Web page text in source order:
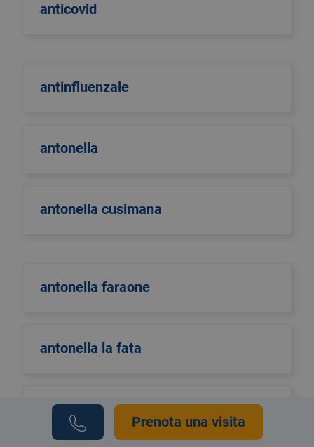
anticovid
antinfluenzale
antonella
antonella cusimana
antonella faraone
antonella la fata
Antonella Pellino
Prenota una visita